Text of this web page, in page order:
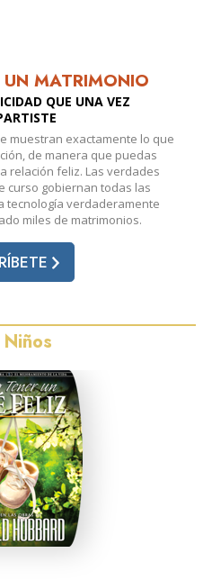
MATRIMONIO
QUE UNA VEZ
muestran exactamente lo que
de manera que puedas
relación feliz. Las verdades
curso gobiernan todas las
tecnología verdaderamente
miles de matrimonios.